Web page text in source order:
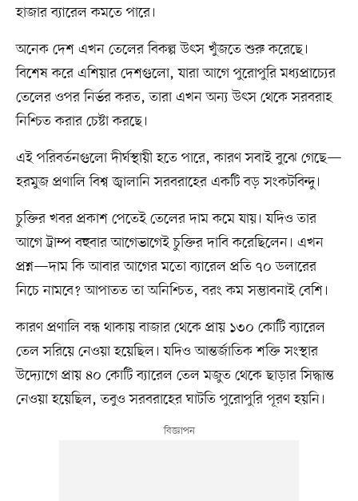
হাজার ব্যারেল কমতে পারে।
অনেক দেশ এখন তেলের বিকল্প উৎস খুঁজতে শুরু করেছে।
বিশেষ করে এশিয়ার দেশগুলো, যারা আগে পুরোপুরি মধ্যপ্রাচ্যের
তেলের ওপর নির্ভর করত, তারা এখন অন্য উৎস থেকে সরবরাহ
নিশ্চিত করার চেষ্টা করছে।
এই পরিবর্তনগুলো দীর্ঘস্থায়ী হতে পারে, কারণ সবাই বুঝে গেছে—
হরমুজ প্রণালি বিশ্ব জ্বালানি সরবরাহের একটি বড় সংকটবিন্দু।
চুক্তির খবর প্রকাশ পেতেই তেলের দাম কমে যায়। যদিও তার
আগে ট্রাম্প বহুবার আগেভাগেই চুক্তির দাবি করেছিলেন। এখন
প্রশ্ন—দাম কি আবার আগের মতো ব্যারেল প্রতি ৭০ ডলারের
নিচে নামবে? আপাতত তা অনিশ্চিত, বরং কম সম্ভাবনাই বেশি।
কারণ প্রণালি বন্ধ থাকায় বাজার থেকে প্রায় ১৩০ কোটি ব্যারেল
তেল সরিয়ে নেওয়া হয়েছিল। যদিও আন্তর্জাতিক শক্তি সংস্থার
উদ্যোগে প্রায় ৪০ কোটি ব্যারেল তেল মজুত থেকে ছাড়ার সিদ্ধান্ত
নেওয়া হয়েছিল, তবুও সরবরাহের ঘাটতি পুরোপুরি পূরণ হয়নি।